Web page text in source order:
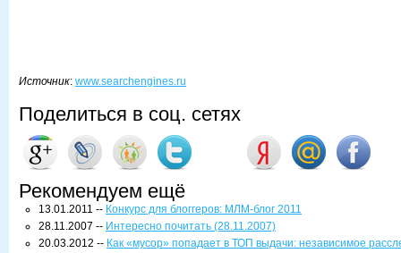
Источник: www.searchengines.ru
Поделиться в соц. сетях
Рекомендуем ещё
13.01.2011 -- Конкурс для блоггеров: МЛМ-блог 2011
28.11.2007 -- Интересно почитать (28.11.2007)
20.03.2012 -- Как «мусор» попадает в ТОП выдачи: независимое